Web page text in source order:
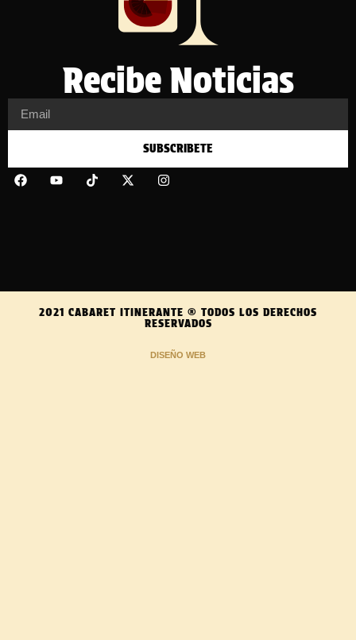
Recibe Noticias
SUBSCRIBETE
2021 CABARET ITINERANTE ® TODOS LOS DERECHOS
RESERVADOS
DISEÑO WEB